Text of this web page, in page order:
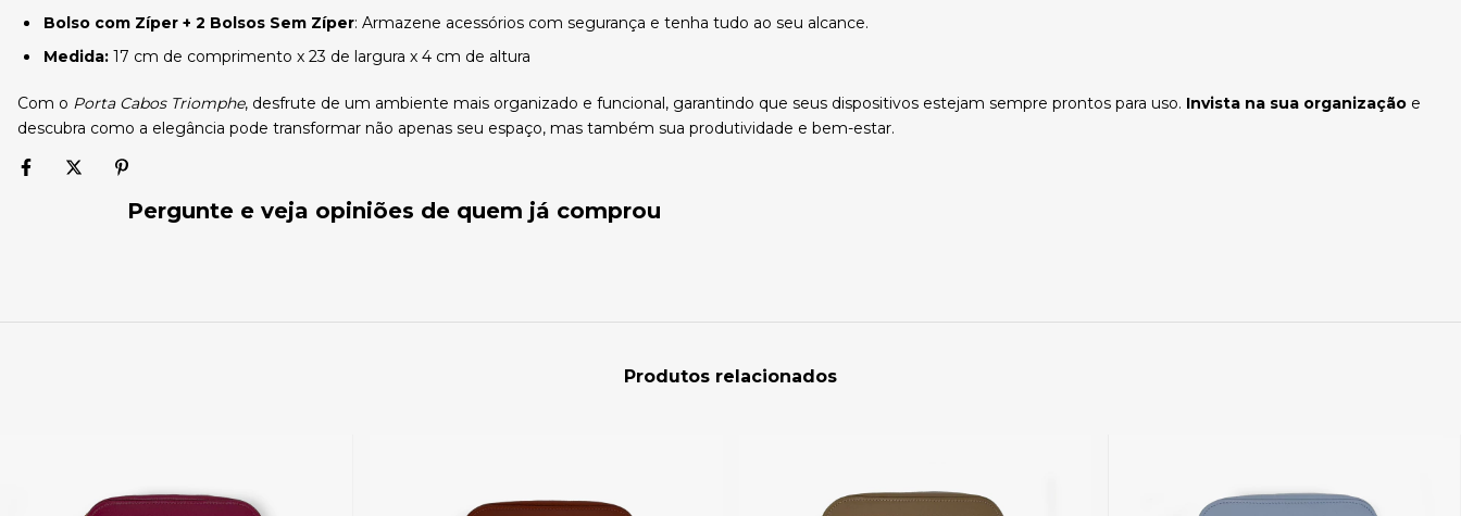
Bolso com Zíper + 2 Bolsos Sem Zíper: Armazene acessórios com segurança e tenha tudo ao seu alcance.
Medida: 17 cm de comprimento x 23 de largura x 4 cm de altura
Com o Porta Cabos Triomphe, desfrute de um ambiente mais organizado e funcional, garantindo que seus dispositivos estejam sempre prontos para uso. Invista na sua organização e
descubra como a elegância pode transformar não apenas seu espaço, mas também sua produtividade e bem-estar.
Pergunte e veja opiniões de quem já comprou
Produtos relacionados